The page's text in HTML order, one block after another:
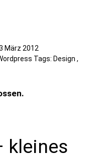
März 2012
Tags: Design ,
kleines